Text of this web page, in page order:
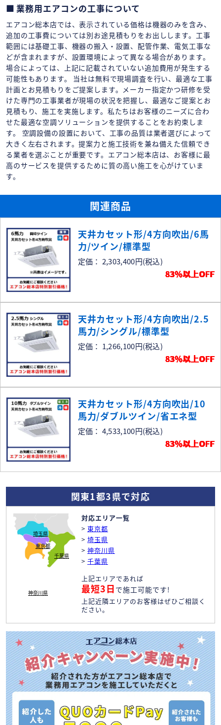
業務用エアコンの工事について
エアコン総本店では、表示されている価格は機器のみを含み、
追加の工事費については別お途見積もりをお出しします。工事
範囲には基礎工事、機器の搬入・設置、配管作業、電気工事な
どが含まれますが、設置環境によって異なる場合があります。
場合によっては、上記に記載されていない追加費用が発生する
可能性もあります。 当社は無料で現場調査を行い、最適な工事
計画とお見積もりをご提案します。メーカー指定かつ研修を受
けた専門の工事業者が現場の状況を把握し、最適なご提案とお
見積もり、施工を実施します。私たちはお客様のニーズに合わ
せた最適な空調ソリューションを提供することをお約束しま
す。 空調設備の設置において、工事の品質は業者選びによって
大きく左右されます。提案力と施工技術を兼ね備えた信頼でき
る業者を選ぶことが重要です。エアコン総本店は、お客様に最
高のサービスを提供するために質の高い施工を心がけていま
す。
関連商品
天井カセット形/4方向吹出/6馬
力/ツイン/標準型
定価： 2,303,400円(税込)
83％以上OFF
天井カセット形/4方向吹出/2.5
馬力/シングル/標準型
定価： 1,266,100円(税込)
83％以上OFF
天井カセット形/4方向吹出/10
馬力/ダブルツイン/省エネ型
定価： 4,533,100円(税込)
83％以上OFF
関東1都3県で対応
東京都
埼玉県
神奈川県
千葉県
対応エリア一覧
> 東京都
> 埼玉県
> 神奈川県
> 千葉県
上記エリアであれば
最短3日 で施工可能です!
上記近隣エリアのお客様はぜひご相談く
ださい。